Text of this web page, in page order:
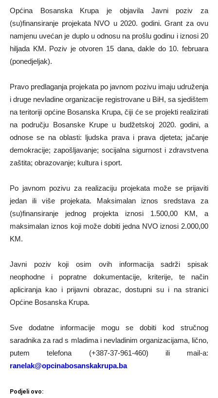
Općina Bosanska Krupa je objavila Javni poziv za
(su)finansiranje projekata NVO u 2020. godini. Grant za ovu
namjenu uvećan je duplo u odnosu na prošlu godinu i iznosi 20
hiljada KM. Poziv je otvoren 15 dana, dakle do 10. februara
(ponedjeljak).
Pravo predlaganja projekata po javnom pozivu imaju udruženja
i druge nevladine organizacije registrovane u BiH, sa sjedištem
na teritoriji općine Bosanska Krupa, čiji će se projekti realizirati
na području Bosanske Krupe u budžetskoj 2020. godini, a
odnose se na oblasti: ljudska prava i prava djeteta; jačanje
demokracije; zapošljavanje; socijalna sigurnost i zdravstvena
zaštita; obrazovanje; kultura i sport.
Po javnom pozivu za realizaciju projekata može se prijaviti
jedan ili više projekata. Maksimalan iznos sredstava za
(su)finansiranje jednog projekta iznosi 1.500,00 KM, a
maksimalan iznos koji može dobiti jedna NVO iznosi 2.000,00
KM.
Javni poziv koji osim ovih informacija sadrži spisak
neophodne i popratne dokumentacije, kriterije, te način
apliciranja kao i prijavni obrazac, dostupni su i na stranici
Općine Bosanska Krupa.
Sve dodatne informacije mogu se dobiti kod stručnog
saradnika za rad s mladima i nevladinim organizacijama, lično,
putem telefona (+387-37-961-460) ili mail-a:
ranelak@opcinabosanskakrupa.ba
Podjeli ovo: